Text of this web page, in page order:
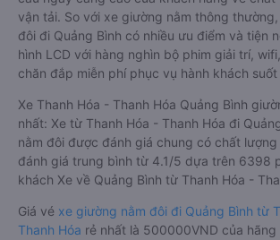
vận tải. So với xe giường nằm thông
đôi đi Quảng Bình có nhiều ưu điểm và tiện
hình LCD với hàng nghìn bộ phim giải trí,
chăn đắp miễn phí phục vụ hành khách suốt
Xe Thanh Hóa - Thanh Hóa Quảng Bình
nhất: Xe từ Thanh Hóa - Thanh Hóa đi
nằm đôi được đánh giá chung có chất lượng
đánh giá trung bình từ 4.1/5 dựa trên 6398
khách Xe về Quảng Bình từ Thanh Hóa -
Giá vé xe giường nằm đôi đi Quảng Bình từ
Thanh Hóa rẻ nhất là 500000VND của hãng